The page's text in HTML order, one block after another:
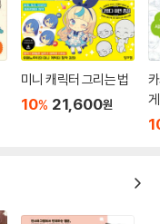
미니 캐릭터 그리는 법
10% 21,600원